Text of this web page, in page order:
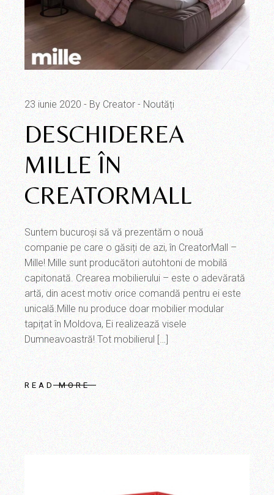
23 iunie 2020 By Creator Noutăți
DESCHIDEREA
MILLE ÎN
CREATORMALL
Suntem bucuroși să vă prezentăm o nouă
companie pe care o găsiți de azi, în CreatorMall –
Mille! Mille sunt producători autohtoni de mobilă
capitonată. Crearea mobilierului – este o adevărată
artă, din acest motiv orice comandă pentru ei este
unicală.Mille nu produce doar mobilier modular
tapițat în Moldova, Ei realizează visele
Dumneavoastră! Tot mobilierul […]
READ MORE